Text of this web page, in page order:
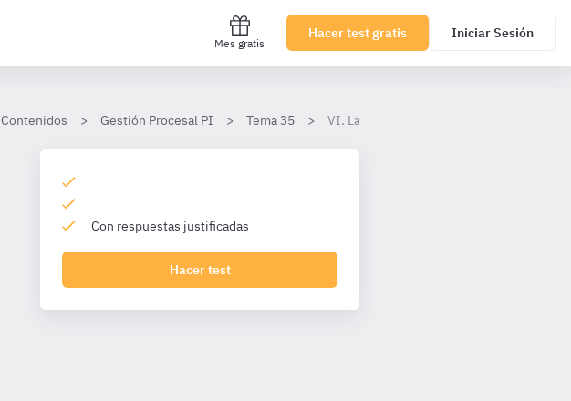
Mes gratis
Hacer test gratis Iniciar Sesión
Contenidos Gestión Procesal PI Tema 35 VI. Las secciones del concurso
Con respuestas justificadas
Hacer test